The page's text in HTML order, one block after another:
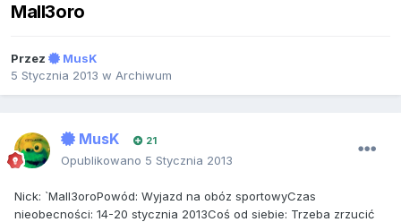
Mall3oro
Przez
MusK
5 Stycznia 2013 w Archiwum
MusK 21
Opublikowano 5 Stycznia 2013
Nick: `Mall3oroPowód: Wyjazd na obóz sportowyCzas
nieobecności: 14-20 stycznia 2013Coś od siebie: Trzeba zrzucić